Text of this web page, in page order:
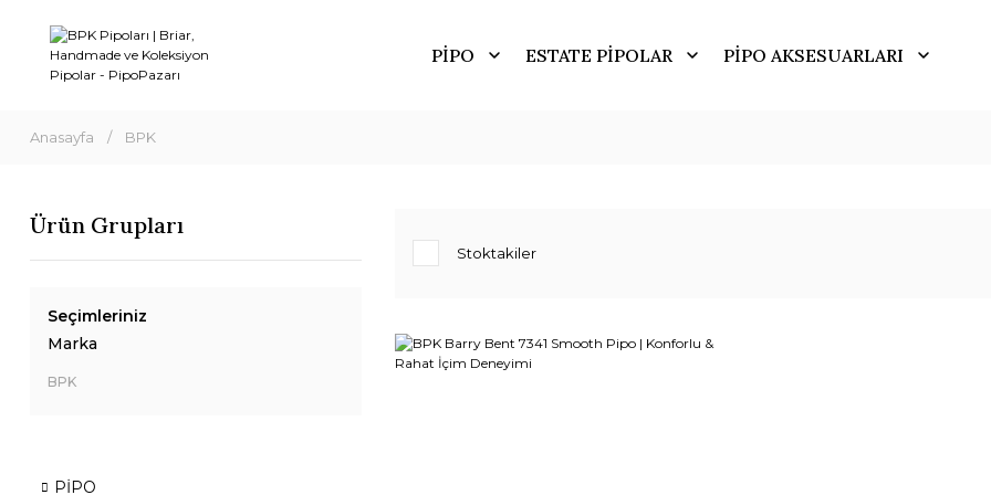
PİPO ESTATE PİPOLAR PİPO AKSESUARLARI
Anasayfa BPK
Ürün Grupları
Seçimleriniz
Marka
BPK
PİPO
Stoktakiler